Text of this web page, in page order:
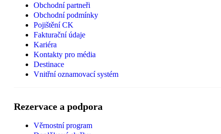
Obchodní partneři
Obchodní podmínky
Pojištění CK
Fakturační údaje
Kariéra
Kontakty pro média
Destinace
Vnitřní oznamovací systém
Rezervace a podpora
Věrnostní program